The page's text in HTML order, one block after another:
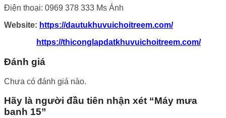
Điện thoại: 0969 378 333 Ms Ánh
Website: https://dautukhuvuichoitreem.com/
https://thiconglapdatkhuvuichoitreem.com/
Đánh giá
Chưa có đánh giá nào.
Hãy là người đầu tiên nhận xét “Máy mưa
banh 15”